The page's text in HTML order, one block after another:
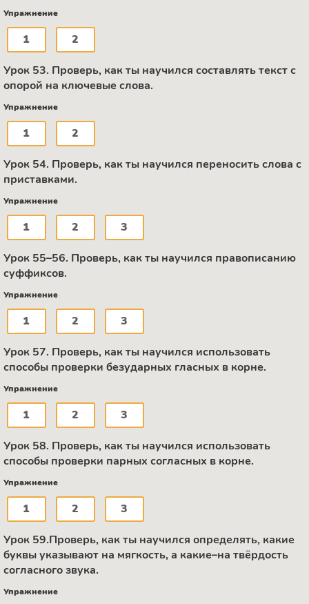
Упражнение
1 2
Урок 53. Проверь, как ты научился составлять текст с
опорой на ключевые слова.
Упражнение
1 2
Урок 54. Проверь, как ты научился переносить слова с
приставками.
Упражнение
1 2 3
Урок 55–56. Проверь, как ты научился правописанию
суффиксов.
Упражнение
1 2 3
Урок 57. Проверь, как ты научился использовать
способы проверки безударных гласных в корне.
Упражнение
1 2 3
Урок 58. Проверь, как ты научился использовать
способы проверки парных согласных в корне.
Упражнение
1 2 3
Урок 59.Проверь, как ты научился определять, какие
буквы указывают на мягкость, а какие–на твёрдость
согласного звука.
Упражнение